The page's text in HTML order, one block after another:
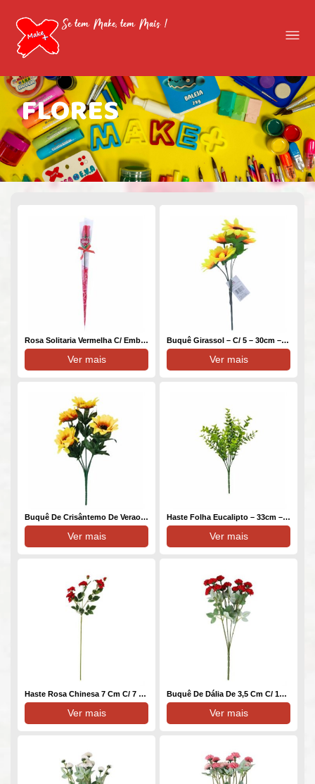
Se tem Make, tem Mais !
FLORES
Rosa Solitaria Vermelha C/ Embalagem – 30 Cm – Vermelho Toque Acetinado
Ver mais
Buquê Girassol – C/ 5 – 30cm – Amarelo Toque Acetinado
Ver mais
Buquê De Crisântemo De Verao – 27 Cm – Amarelo Toque Acetinado
Ver mais
Haste Folha Eucalipto – 33cm – Verde Toque Plástico
Ver mais
Haste Rosa Chinesa 7 Cm C/ 7 – 75 Cm – Vermelho – Toque SEDA
Ver mais
Buquê De Dália De 3,5 Cm C/ 15 – 36 Cm Vermelho – Toque Acetinado
Ver mais